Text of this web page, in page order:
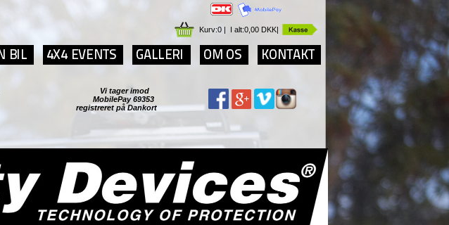
Kurv:0 | I alt:0,00 DKK|
Vi tager imod
MobilePay69353
registreret på Dankort